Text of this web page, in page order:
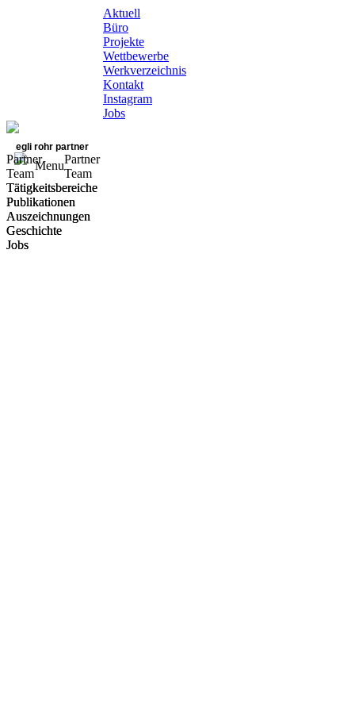
Aktuell
Büro
Projekte
Wettbewerbe
Werkverzeichnis
Kontakt
Instagram
Jobs
egli rohr partner
Menu
Partner
Team
Tätigkeitsbereiche
Publikationen
Auszeichnungen
Geschichte
Jobs
Partner
Team
Tätigkeitsbereiche
Publikationen
Auszeichnungen
Geschichte
Jobs